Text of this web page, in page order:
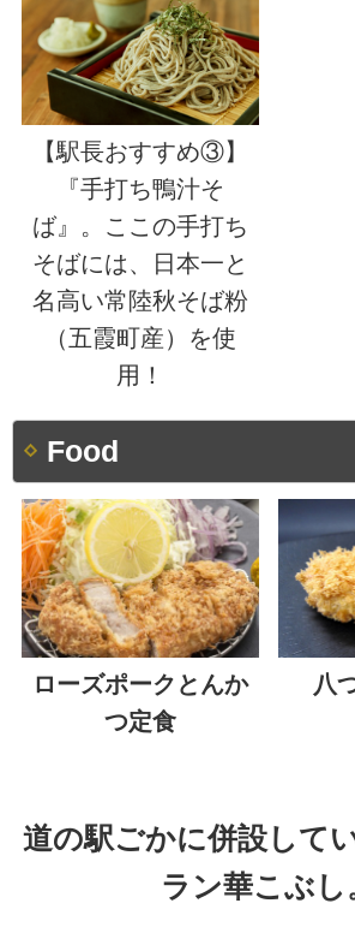
【駅長おすすめ③】
『手打ち鴨汁そ
ば』。ここの手打ち
そばには、日本一と
名高い常陸秋そば粉
（五霞町産）を使
用！
Food
ローズポークとんか
つ定食
八
道の駅ごかに併設してい
ラン華こぶし